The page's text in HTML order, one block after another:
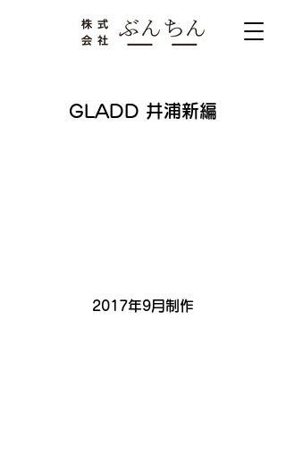
GLADD 井浦新編
2017年9月制作